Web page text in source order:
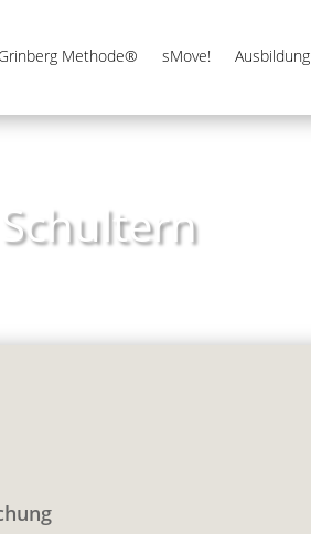
Grinberg Methode® sMove! Ausbildung